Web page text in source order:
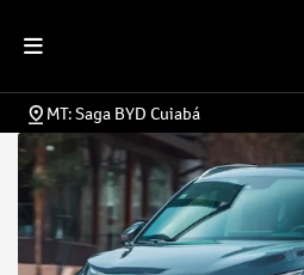
MT: Saga BYD Cuiabá